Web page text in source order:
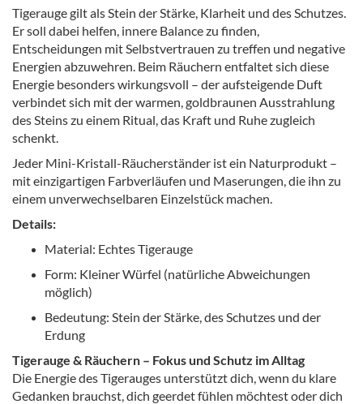
Tigerauge gilt als Stein der Stärke, Klarheit und des Schutzes.
Er soll dabei helfen, innere Balance zu finden,
Entscheidungen mit Selbstvertrauen zu treffen und negative
Energien abzuwehren. Beim Räuchern entfaltet sich diese
Energie besonders wirkungsvoll – der aufsteigende Duft
verbindet sich mit der warmen, goldbraunen Ausstrahlung
des Steins zu einem Ritual, das Kraft und Ruhe zugleich
schenkt.
Jeder Mini-Kristall-Räucherständer ist ein Naturprodukt –
mit einzigartigen Farbverläufen und Maserungen, die ihn zu
einem unverwechselbaren Einzelstück machen.
Details:
Material: Echtes Tigerauge
Form: Kleiner Würfel (natürliche Abweichungen
möglich)
Bedeutung: Stein der Stärke, des Schutzes und der
Erdung
Tigerauge & Räuchern – Fokus und Schutz im Alltag
Die Energie des Tigerauges unterstützt dich, wenn du klare
Gedanken brauchst, dich geerdet fühlen möchtest oder dich